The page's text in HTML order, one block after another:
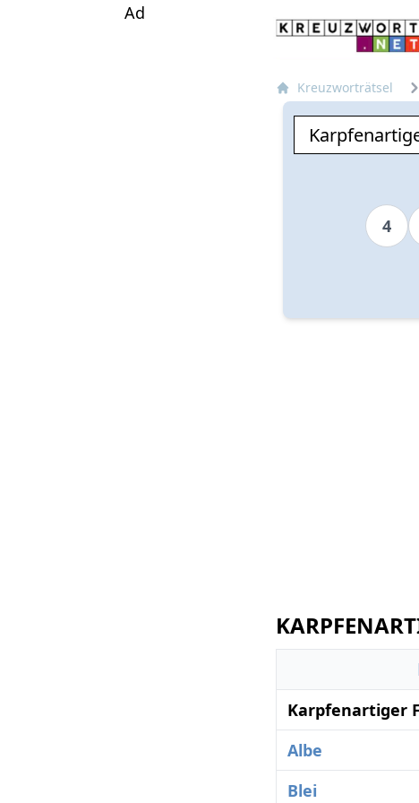
Ad
Kreuzworträtsel
4
Karpfenartiger
Albe
Blei